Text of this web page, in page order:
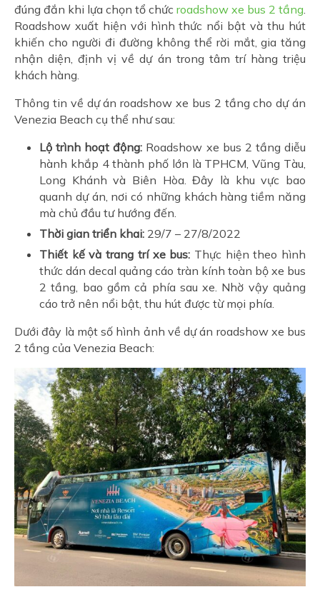
đúng đắn khi lựa chọn tổ chức roadshow xe bus 2 tầng
Roadshow xuất hiện với hình thức nổi bật và thu hút
khiến cho người đi đường không thể rời mắt, gia tăng
nhận diện, định vị về dự án trong tâm trí hàng triệu
khách hàng.
Thông tin về dự án roadshow xe bus 2 tầng cho dự án
Venezia Beach cụ thể như sau:
Lộ trình hoạt động: Roadshow xe bus 2 tầng diễu
hành khắp 4 thành phố lớn là TPHCM, Vũng Tàu,
Long Khánh và Biên Hòa. Đây là khu vực bao
quanh dự án, nơi có những khách hàng tiềm năng
mà chủ đầu tư hướng đến.
Thời gian triển khai: 29/7 – 27/8/2022
Thiết kế và trang trí xe bus: Thực hiện theo hình
thức dán decal quảng cáo tràn kính toàn bộ xe bus
2 tầng, bao gồm cả phía sau xe. Nhờ vậy quảng
cáo trở nên nổi bật, thu hút được từ mọi phía.
Dưới đây là một số hình ảnh về dự án roadshow xe bus
2 tầng của Venezia Beach: